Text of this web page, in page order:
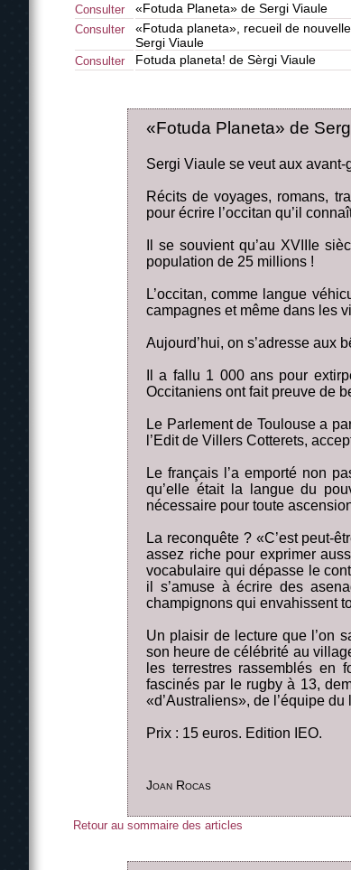
Consulter «Fotuda Planeta» de Sergi Viaule
Consulter
«Fotuda planeta», recueil de
Sergi Viaule
Consulter Fotuda planeta! de Sèrgi Viaule
«Fotuda Planeta» de
Sergi Viaule se veut aux avant-
Récits de voyages, romans,
pour écrire l’occitan qu’il
Il se souvient qu’au XVIIIe
population de 25 millions !
L’occitan, comme langue
campagnes et même dans les
Aujourd’hui, on s’adresse aux
Il a fallu 1 000 ans pour
Occitaniens ont fait preuve de
Le Parlement de Toulouse a
l’Edit de Villers Cotterets,
Le français l’a emporté non
qu’elle était la langue du
nécessaire pour toute
La reconquête ? «C’est peut-
assez riche pour exprimer
vocabulaire qui dépasse le
il s’amuse à écrire des
champignons qui envahissent
Un plaisir de lecture que l’on
son heure de célébrité au
les terrestres rassemblés en
fascinés par le rugby à 13,
«d’Australiens», de l’équipe du
Prix : 15 euros. Edition IEO.
Joan Rocas
Retour au sommaire des articles